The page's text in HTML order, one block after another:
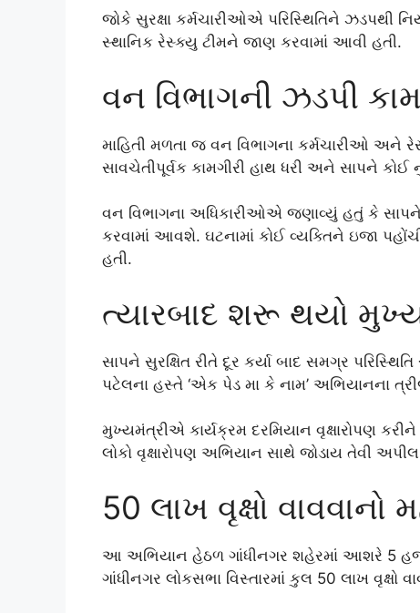
જોકે સુરક્ષા કર્મચારીઓએ પરિસ્થિતિને ઝડપથી
સ્થાનિક રેસ્ક્યુ ટીમને જાણ કરવામાં આવી હતી.
વન વિભાગની ઝડપી
માહિતી મળતા જ વન વિભાગના કર્મચારીઓ અને
સાવચેતીપૂર્વક કામગીરી હાથ ધરી અને સાપને કોઈ
વન વિભાગના અધિકારીઓએ જણાવ્યું હતું કે સાપને
કરવામાં આવશે. ઘટનામાં કોઈ વ્યક્તિને ઇજા
હતી.
ત્યારબાદ શરૂ થયો
સાપને સુરક્ષિત રીતે દૂર કર્યા બાદ સમગ્ર
પટેલના હસ્તે ‘એક પેડ મા કે નામ’ અભિયાનના
મુખ્યમંત્રીએ કાર્યક્રમ દરમિયાન વૃક્ષારોપણ
લોકો વૃક્ષારોપણ અભિયાન સાથે જોડાય તેવી
50 લાખ વૃક્ષો વાવવાનો
આ અભિયાન હેઠળ ગાંધીનગર શહેરમાં આશરે 5
ગાંધીનગર લોકસભા વિસ્તારમાં કુલ 50 લાખ વૃક્ષો